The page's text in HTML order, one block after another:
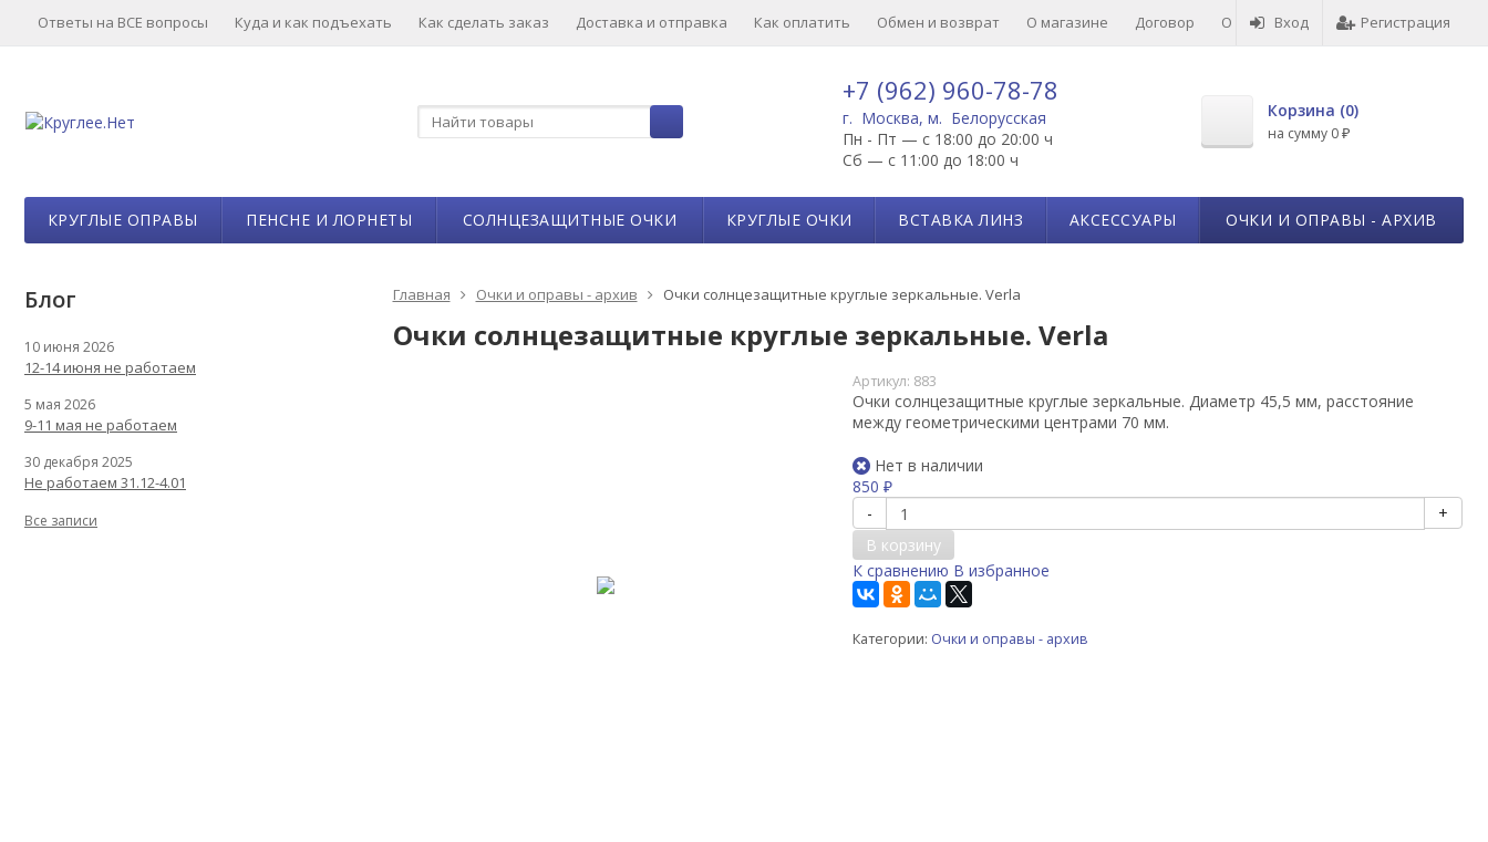
Вход Регистрация
Ответы на ВСЕ вопросы Куда и как подъехать Как сделать заказ Доставка и отправка Как оплатить Обмен и возврат О магазине Договор О товарах Отзывы
+7 (962) 960-78-78
г. Москва, м. Белорусская
Пн - Пт — с 18:00 до 20:00 ч
Сб — с 11:00 до 18:00 ч
Корзина (0)
на сумму 0 ₽
КРУГЛЫЕ ОПРАВЫ ПЕНСНЕ И ЛОРНЕТЫ СОЛНЦЕЗАЩИТНЫЕ ОЧКИ КРУГЛЫЕ ОЧКИ ВСТАВКА ЛИНЗ АКСЕССУАРЫ ОЧКИ И ОПРАВЫ - АРХИВ
Главная Очки и оправы - архив Очки солнцезащитные круглые зеркальные. Verla
Очки солнцезащитные круглые зеркальные. Verla
Артикул: 883
Очки солнцезащитные круглые зеркальные. Диаметр 45,5 мм, расстояние
между геометрическими центрами 70 мм.
Нет в наличии
850₽
-
+
В корзину
К сравнению В избранное
Категории: Очки и оправы - архив
Блог
10 июня 2026
12-14 июня не работаем
5 мая 2026
9-11 мая не работаем
30 декабря 2025
Не работаем 31.12-4.01
Все записи